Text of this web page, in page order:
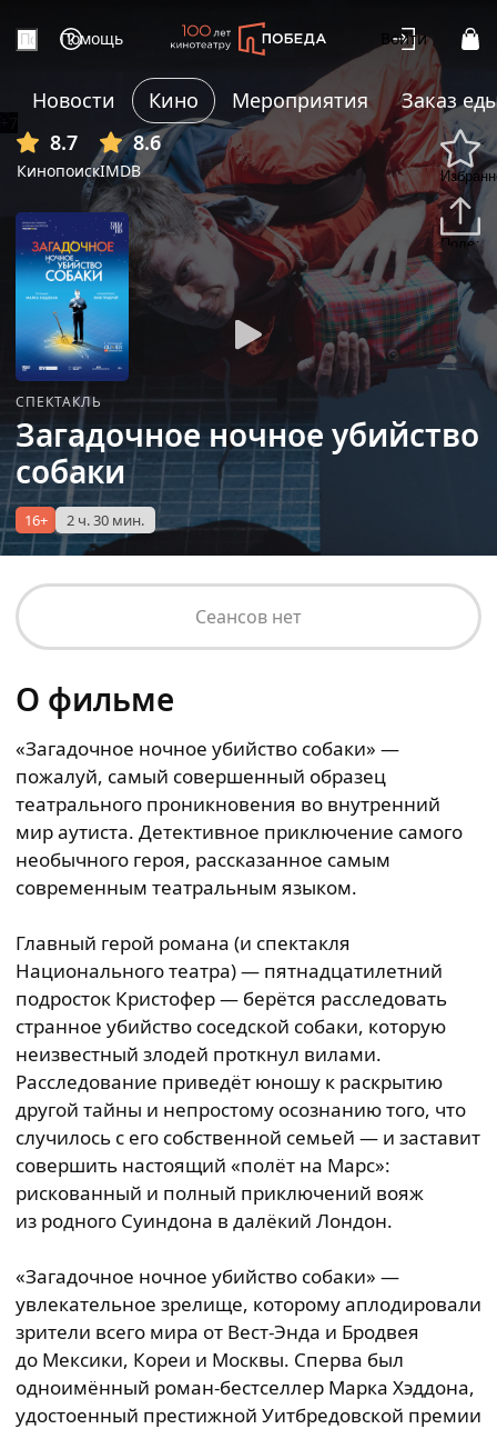
Помощь Войти
Новости Кино Мероприятия
Заказ
8.7
Кинопоиск
8.6
IMDB
СПЕКТАКЛЬ
Загадочное ночное убийство
собаки
16+ 2 ч. 30 мин.
Сеансов нет
О фильме
«Загадочное ночное убийство собаки» —
пожалуй, самый совершенный образец
театрального проникновения во внутренний
мир аутиста. Детективное приключение самого
необычного героя, рассказанное самым
современным театральным языком.
Главный герой романа (и спектакля
Национального театра) — пятнадцатилетний
подросток Кристофер — берётся расследовать
странное убийство соседской собаки, которую
неизвестный злодей проткнул вилами.
Расследование приведёт юношу к раскрытию
другой тайны и непростому осознанию того, что
случилось с его собственной семьей — и заставит
совершить настоящий «полёт на Марс»:
рискованный и полный приключений вояж
из родного Суиндона в далёкий Лондон.
«Загадочное ночное убийство собаки» —
увлекательное зрелище, которому аплодировали
зрители всего мира от Вест-Энда и Бродвея
до Мексики, Кореи и Москвы. Сперва был
одноимённый роман-бестселлер Марка Хэддона,
удостоенный престижной Уитбредовской премии